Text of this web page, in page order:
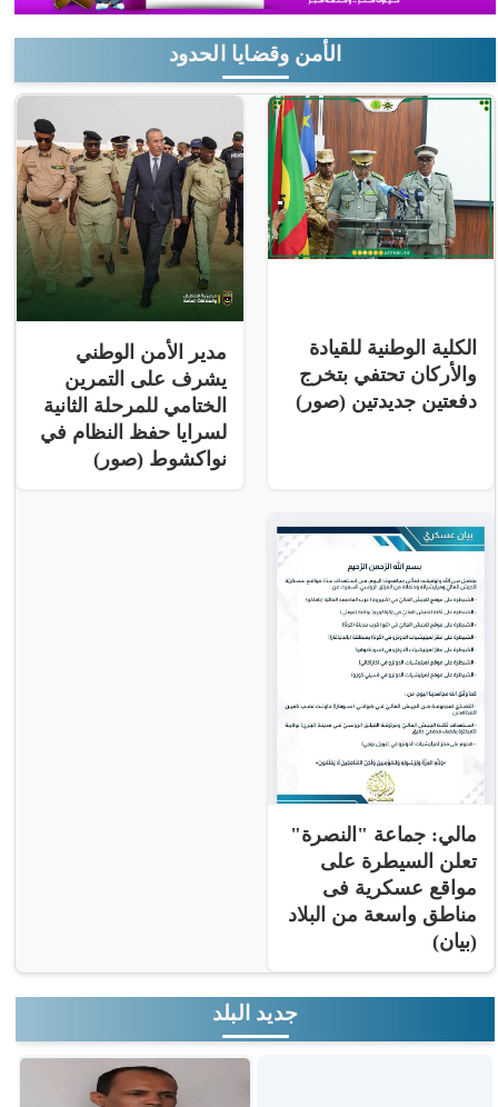
الأمن وقضايا الحدود
الكلية الوطنية للقيادة
والأركان تحتفي بتخرج
دفعتين جديدتين (صور)
مدير الأمن الوطني
يشرف على التمرين
الختامي للمرحلة الثانية
لسرايا حفظ النظام في
نواكشوط (صور)
مالي: جماعة "النصرة"
تعلن السيطرة على
مواقع عسكرية فى
مناطق واسعة من البلاد
(بيان)
جديد البلد